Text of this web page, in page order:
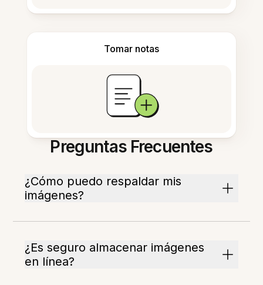
Tomar notas
Preguntas Frecuentes
¿Cómo puedo respaldar mis
imágenes?
¿Es seguro almacenar imágenes
en línea?